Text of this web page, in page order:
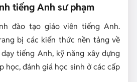
tiếng Anh sư phạm
đào tạo giáo viên tiếng Anh.
bị các kiến thức nền tảng về
tiếng Anh, kỹ năng xây dựng
học, đánh giá học sinh ở các cấp